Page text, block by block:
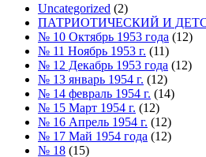
Uncategorized (2)
ПАТРИОТИЧЕСКИЙ И
№ 10 Октябрь 1953 года (12)
№ 11 Ноябрь 1953 г. (11)
№ 12 Декабрь 1953 года (12)
№ 13 январь 1954 г. (12)
№ 14 февраль 1954 г. (14)
№ 15 Март 1954 г. (12)
№ 16 Апрель 1954 г. (12)
№ 17 Май 1954 года (12)
№ 18 (15)